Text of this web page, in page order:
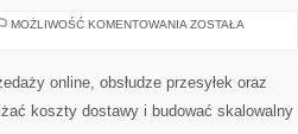
MOŻLIWOŚĆ KOMENTOWANIA E-
KONSUMENTA
ZOSTAŁA
online, obsłudze przesyłek oraz
koszty dostawy i budować skalowalny